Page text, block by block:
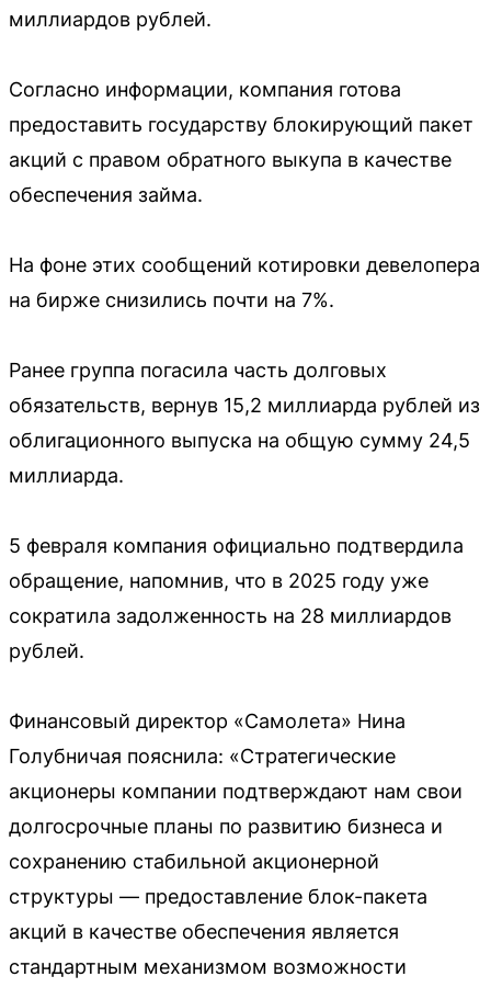
миллиардов рублей.
Согласно информации, компания готова
предоставить государству блокирующий пакет
акций с правом обратного выкупа в качестве
обеспечения займа.
На фоне этих сообщений котировки девелопера
на бирже снизились почти на 7%.
Ранее группа погасила часть долговых
обязательств, вернув 15,2 миллиарда рублей из
облигационного выпуска на общую сумму 24,5
миллиарда.
5 февраля компания официально подтвердила
обращение, напомнив, что в 2025 году уже
сократила задолженность на 28 миллиардов
рублей.
Финансовый директор «Самолета» Нина
Голубничая пояснила: «Стратегические
акционеры компании подтверждают нам свои
долгосрочные планы по развитию бизнеса и
сохранению стабильной акционерной
структуры — предоставление блок-пакета
акций в качестве обеспечения является
стандартным механизмом возможности